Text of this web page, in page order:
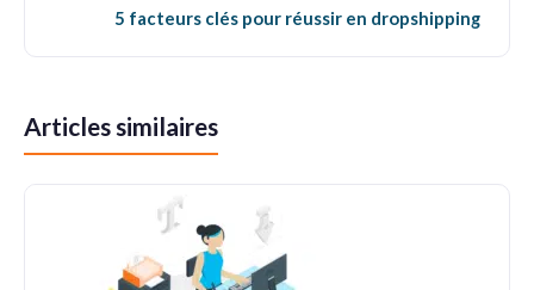
5 facteurs clés pour réussir en dropshipping
Articles similaires